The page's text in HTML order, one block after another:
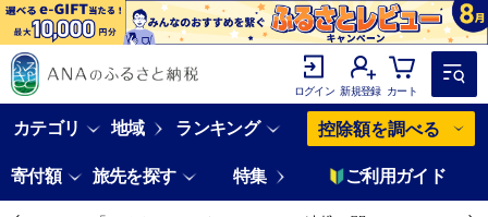
ログイン 新規登録 カート
カテゴリ 地域 ランキング 控除額を調べる
寄付額 旅先を探す 特集 ご利用ガイド